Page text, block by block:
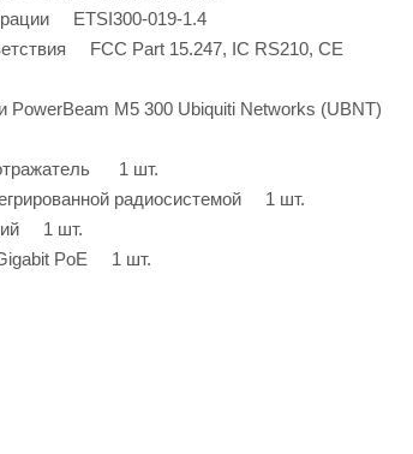
ETSI300-019-1.4
FCC Part 15.247, IC RS210, CE
PowerBeam M5 300 Ubiquiti Networks (UBNT)
1 шт.
радиосистемой 1 шт.
1 шт.
PoE 1 шт.